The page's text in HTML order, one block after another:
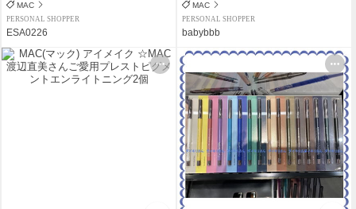
MAC
PERSONAL SHOPPER
ESA0226
MAC
PERSONAL SHOPPER
babybbb